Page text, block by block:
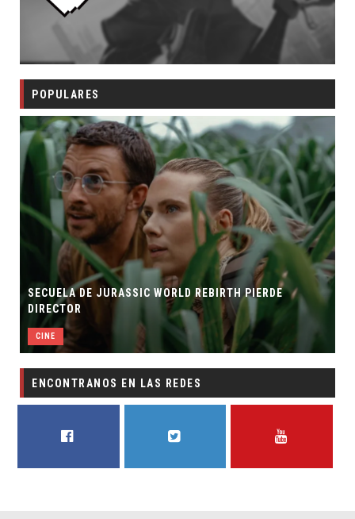
POPULARES
DE JURASSIC WORLD REBIRTH PIERDE
ENCONTRANOS EN LAS REDES